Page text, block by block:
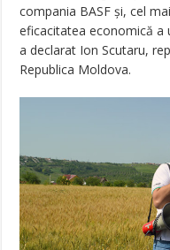
compania BASF şi, cel
eficacitatea economică a
a declarat Ion Scutaru,
Republica Moldova.